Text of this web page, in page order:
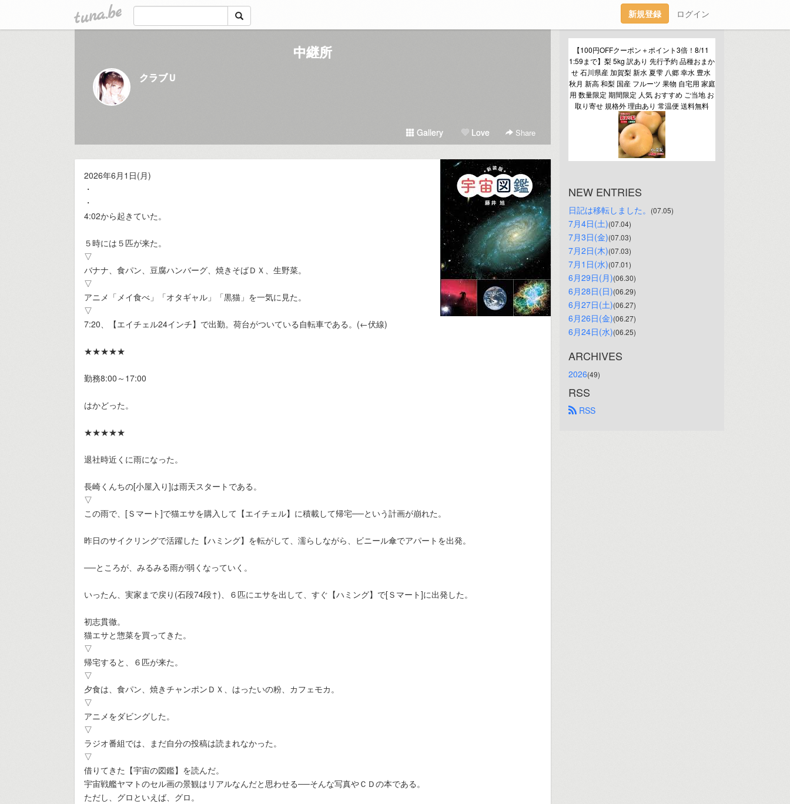
tuna.be 新規登録 ログイン
中継所
クラブＵ
Gallery Love Share
2026年6月1日(月)
・
・
4:02から起きていた。
５時には５匹が来た。
▽
バナナ、食パン、豆腐ハンバーグ、焼きそばＤＸ、生野菜。
▽
アニメ「メイ食べ」「オタギャル」「黒猫」を一気に見た。
▽
7:20、【エイチェル24インチ】で出勤。荷台がついている自転車である。(←伏線)
★★★★★
勤務8:00～17:00
はかどった。
★★★★★
退社時近くに雨になった。
長崎くんちの[小屋入り]は雨天スタートである。
▽
この雨で、[Ｓマート]で猫エサを購入して【エイチェル】に積載して帰宅──という計画が崩れた。
昨日のサイクリングで活躍した【ハミング】を転がして、濡らしながら、ビニール傘でアパートを出発。
──ところが、みるみる雨が弱くなっていく。
いったん、実家まで戻り(石段74段↑)、６匹にエサを出して、すぐ【ハミング】で[Ｓマート]に出発した。
初志貫徹。
猫エサと惣菜を買ってきた。
▽
帰宅すると、６匹が来た。
▽
夕食は、食パン、焼きチャンポンＤＸ、はったいの粉、カフェモカ。
▽
アニメをダビングした。
▽
ラジオ番組では、まだ自分の投稿は読まれなかった。
▽
借りてきた【宇宙の図鑑】を読んだ。
宇宙戦艦ヤマトのセル画の景観はリアルなんだと思わせる──そんな写真やＣＤの本である。
ただし、グロといえば、グロ。
【100円OFFクーポン＋ポイント3倍！8/11
1:59まで】梨 5kg 訳あり 先行予約 品種おまか
せ 石川県産 加賀梨 新水 夏雫 八郷 幸水 豊水
秋月 新高 和梨 国産 フルーツ 果物 自宅用 家庭
用 数量限定 期間限定 人気 おすすめ ご当地 お
取り寄せ 規格外 理由あり 常温便 送料無料
NEW ENTRIES
日記は移転しました。 (07.05)
7月4日(土)(07.04)
7月3日(金)(07.03)
7月2日(木)(07.03)
7月1日(水)(07.01)
6月29日(月)(06.30)
6月28日(日)(06.29)
6月27日(土)(06.27)
6月26日(金)(06.27)
6月24日(水)(06.25)
ARCHIVES
2026(49)
RSS
RSS